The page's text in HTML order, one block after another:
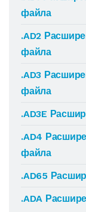
файла
.AD2
файла
.AD3
файла
.AD3E
.AD4
файла
.AD65
.ADA